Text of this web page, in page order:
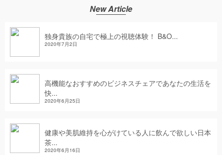
New Article
独身貴族の自宅で極上の視聴体験！ B&O...
2020年7月2日
高機能なおすすめのビジネスチェアであなたの生活を
快...
2020年6月25日
健康や美肌維持を心がけている人に飲んで欲しい日本
茶...
2020年6月16日